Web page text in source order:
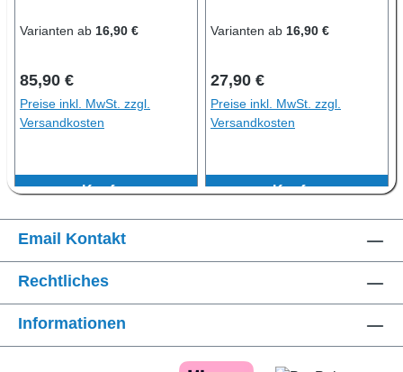
Varianten ab 16,90 €
Regulärer Preis:
85,90 €
Preise inkl. MwSt. zzgl.
Versandkosten
Kaufen
Varianten ab 16,90 €
Regulärer Preis:
27,90 €
Preise inkl. MwSt. zzgl.
Versandkosten
Kaufen
Email Kontakt
Rechtliches
Informationen